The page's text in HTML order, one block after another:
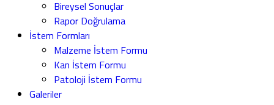
Bireysel Sonuçlar
Rapor Doğrulama
İstem Formları
Malzeme İstem Formu
Kan İstem Formu
Patoloji İstem Formu
Galeriler